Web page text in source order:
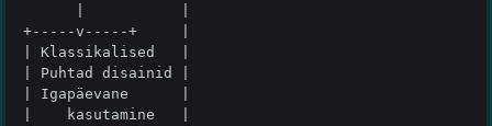
+-----v-----+     |
| Klassikalised   |
| Puhtad disainid |
| Igapäevane      |
|    kasutamine   |